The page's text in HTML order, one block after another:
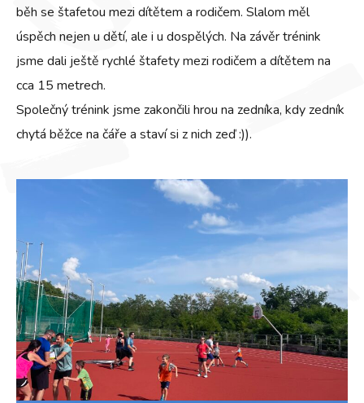
běh se štafetou mezi dítětem a rodičem. Slalom měl
úspěch nejen u dětí, ale i u dospělých. Na závěr trénink
jsme dali ještě rychlé štafety mezi rodičem a dítětem na
cca 15 metrech.
Společný trénink jsme zakončili hrou na zedníka, kdy zedník
chytá běžce na čáře a staví si z nich zeď :)).